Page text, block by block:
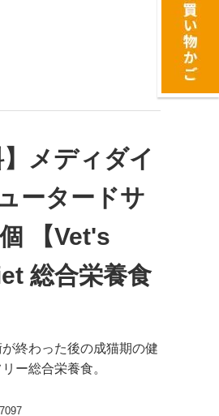
メディダイ
ータードサ
【Vet's
総合栄養食
終わった後の成猫期の健
ー総合栄養食。